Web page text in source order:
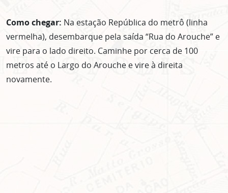
Como chegar: Na estação República do metrô (linha
vermelha), desembarque pela saída “Rua do Arouche” e
vire para o lado direito. Caminhe por cerca de 100
metros até o Largo do Arouche e vire à direita
novamente.